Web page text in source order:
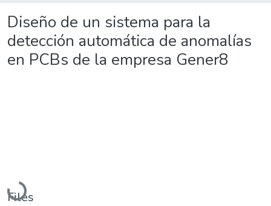
Diseño de un sistema para la
detección automática de anomalías
en PCBs de la empresa Gener8
Loading...
Files